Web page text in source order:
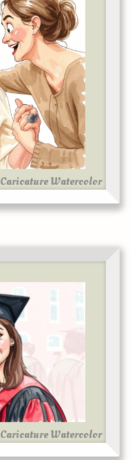
Caricature Watercolor
Caricature Watercolor